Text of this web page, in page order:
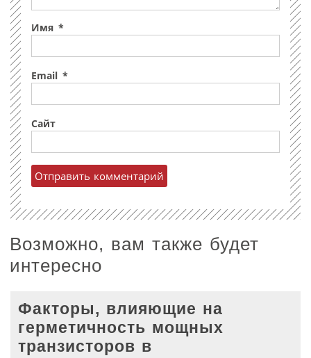
Имя *
Email *
Сайт
Возможно, вам также будет
интересно
Факторы, влияющие на
герметичность мощных
транзисторов в